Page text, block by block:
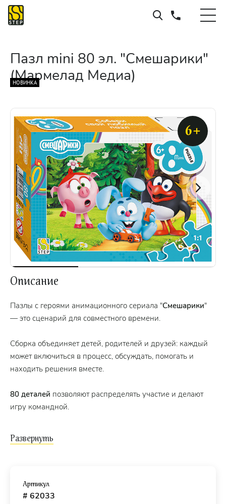
Пазл mini 80 эл. "Смешарики"
(Мармелад Медиа)
НОВИНКА
6+
Описание
Пазлы с героями анимационного сериала "Смешарики"
— это сценарий для совместного времени.
Сборка объединяет детей, родителей и друзей: каждый
может включиться в процесс, обсуждать, помогать и
находить решения вместе.
80 деталей позволяют распределять участие и делают
игру командной.
Размер собранной картинки
детали- 25 х 23 мм.
Подольске.
Артикул
# 62033